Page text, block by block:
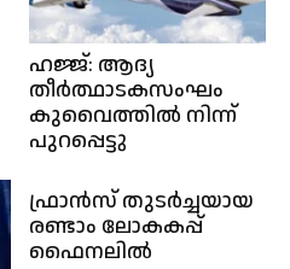
ഹജ്ജ്: ആദ്യ
തീർത്ഥാടകസംഘം
കുവൈത്തിൽ നിന്ന്
പുറപ്പെട്ടു
ഫ്രാൻസ് തുടർച്ചയായ
രണ്ടാം ലോകകപ്പ്
ഫൈനലിൽ